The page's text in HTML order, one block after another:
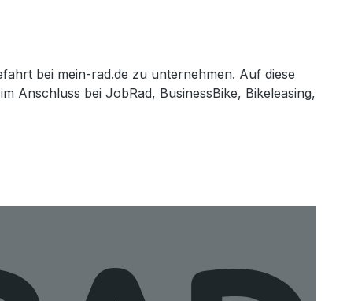
bei mein-rad.de zu unternehmen. Auf diese
Anschluss bei JobRad, BusinessBike, Bikeleasing,